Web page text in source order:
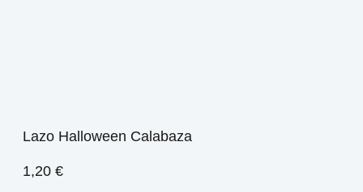
Lazo Halloween Calabaza
1,20 €